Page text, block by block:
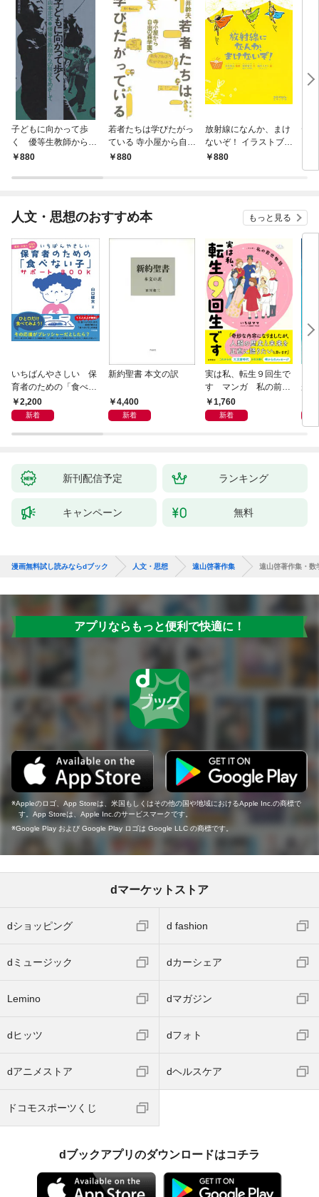
子どもに向かって歩
く 優等生教師からの
脱皮をめざして
880
若者たちは学びたがっ
ている 寺小屋から自由
の森学園へ
880
放射線になんか、まけ
ないぞ！ イラストブッ
ク880
デ
メ
人文・思想のおすすめ本 もっと見る
いちばんやさしい 保
育者のための「食べな
い子」サポートＢＯＯ
Ｋ 偏食・少食のお悩
2,200
新着
新約聖書 本文の訳
4,400
新着
実は私、転生９回生で
す マンガ 私の前世
物語1,760
新着
が
新刊配信予定 ランキング
キャンペーン 無料
漫画無料試し読みならdブック 人文・思想 遠山啓著作集 遠山啓著作集・
アプリならもっと便利で快適に！
Appleのロゴ、App Storeは、米国もしくはその他の国や地域におけるApple Inc.の商標で
す。App Storeは、Apple Inc.のサービスマークです。
Google Play および Google Play ロゴは Google LLC の商標です。
dマーケットストア
dショッピング d fashion
dミュージック dカーシェア
Lemino dマガジン
dヒッツ dフォト
dアニメストア dヘルスケア
ドコモスポーツくじ
dブックアプリのダウンロードはコチラ